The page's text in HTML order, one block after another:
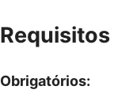
Requisitos
Obrigatórios: